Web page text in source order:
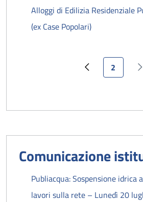
Alloggi di Edilizia Residenziale
(ex Case Popolari)
Pagina
Pagina
2
Comunicazione
Publiacqua: Sospensione idrica
lavori sulla rete – Lunedì 20